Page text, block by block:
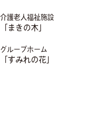
介護老人福祉施設
「まきの木」
グループホーム
「すみれの花」